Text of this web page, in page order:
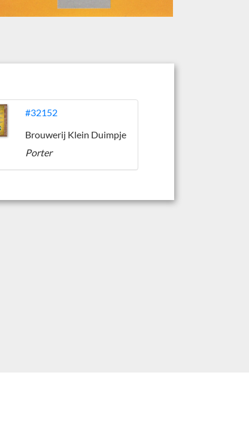
#32152
Brouwerij Klein Duimpje
Porter